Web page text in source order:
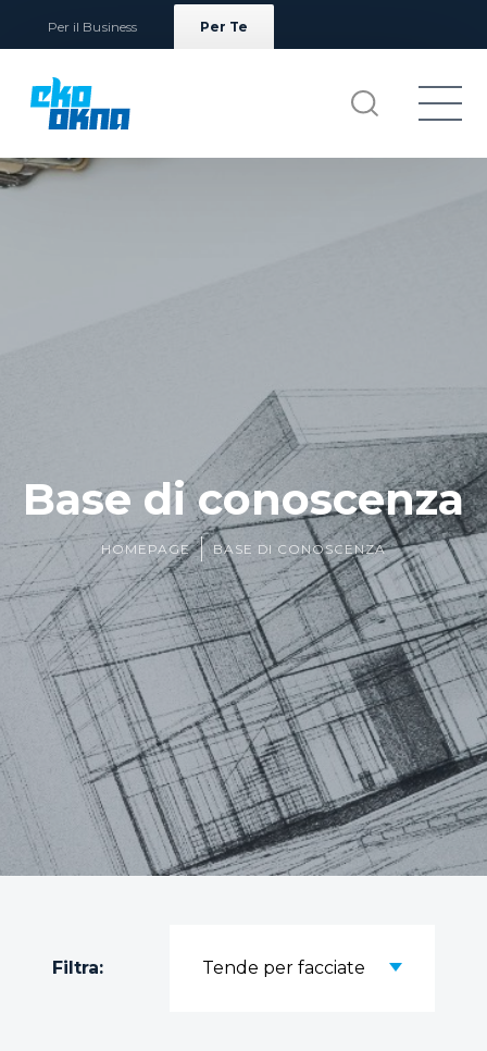
Per il Business Per Te
Base di conoscenza
HOMEPAGE BASE DI CONOSCENZA
Filtra: Tende per facciate